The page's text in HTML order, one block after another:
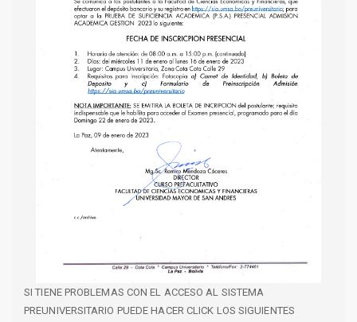
SI TIENE PROBLEMAS CON EL ACCESO AL SISTEMA
PREUNIVERSITARIO PUEDE HACER CLICK LOS SIGUIENTES